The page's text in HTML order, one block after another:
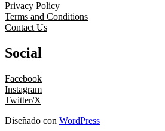
Privacy Policy
Terms and Conditions
Contact Us
Social
Facebook
Instagram
Twitter/X
Diseñado con WordPress